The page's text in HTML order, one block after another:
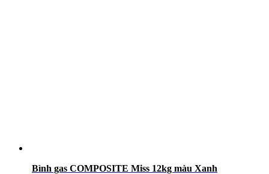
Bình gas COMPOSITE Miss 12kg màu Xanh